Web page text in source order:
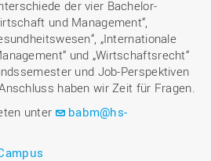
der vier Bachelor-
und Management“,
„Internationale
und „Wirtschaftsrecht“
und Job-Perspektiven
haben wir Zeit für Fragen.
unter
babm@hs-